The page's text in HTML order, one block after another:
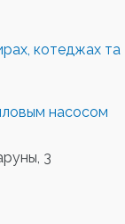
котеджах та
насосом
3